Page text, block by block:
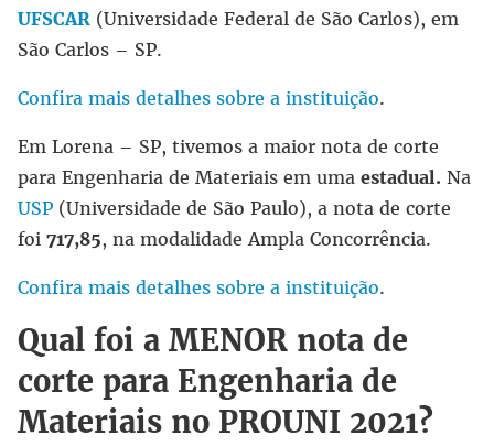
UFSCAR (Universidade Federal de São Carlos), em
São Carlos – SP.
Confira mais detalhes sobre a instituição.
Em Lorena – SP, tivemos a maior nota de corte
para Engenharia de Materiais em uma estadual. Na
USP (Universidade de São Paulo), a nota de corte
foi 717,85, na modalidade Ampla Concorrência.
Confira mais detalhes sobre a instituição.
Qual foi a MENOR nota de
corte para Engenharia de
Materiais no PROUNI 2021?